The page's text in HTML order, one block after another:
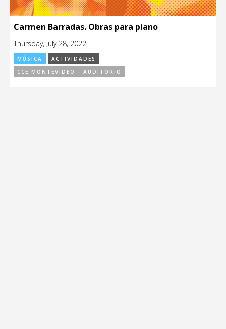
Carmen Barradas. Obras para piano
Thursday, July 28, 2022.
MÚSICA
ACTIVIDADES
CCE MONTEVIDEO - AUDITORIO